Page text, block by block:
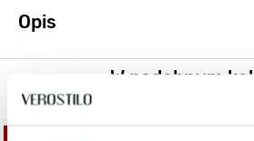
Opis
W podobnym